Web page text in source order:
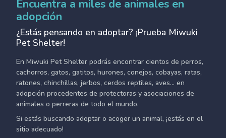
Encuentra a miles de animales en
adopción
¿Estás pensando en adoptar? ¡Prueba Miwuki
Pet Shelter!
En Miwuki Pet Shelter podrás encontrar cientos de perros,
cachorros, gatos, gatitos, hurones, conejos, cobayas, ratas,
ratones, chinchillas, jerbos, cerdos reptiles, aves... en
adopción procedentes de protectoras y asociaciones de
animales o perreras de todo el mundo.
Si estás buscando adoptar o acoger un animal, ¡estás en el
sitio adecuado!